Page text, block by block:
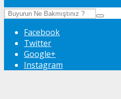
Facebook
Twitter
Google+
Instagram